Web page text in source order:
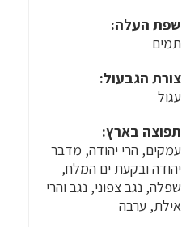
שפת העלה:
תמים
צורת הגבעול:
עגול
תפוצה בארץ:
עמקים, הרי יהודה, מדבר
יהודה ובקעת ים המלח,
שפלה, נגב צפוני, נגב והרי
אילת, ערבה